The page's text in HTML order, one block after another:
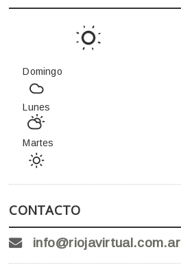
Domingo
Lunes
Martes
CONTACTO
info@riojavirtual.com.ar